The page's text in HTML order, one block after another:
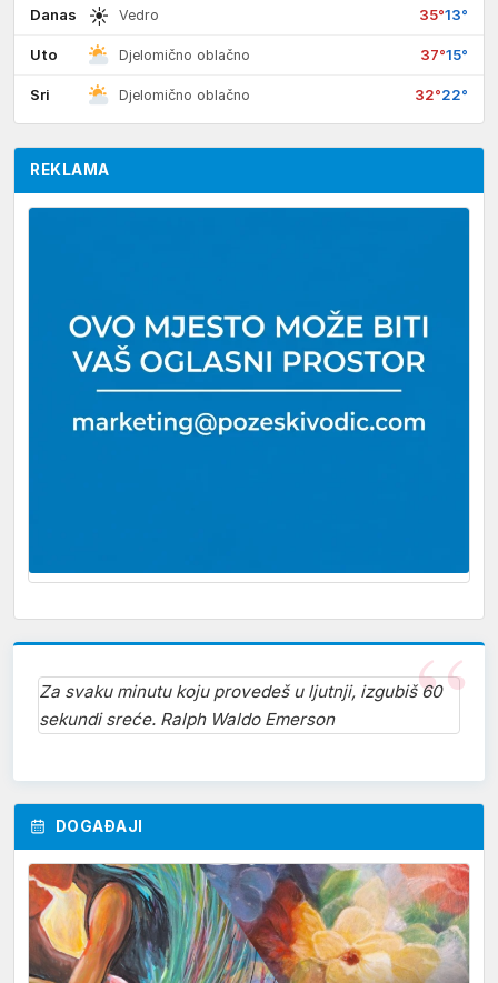
Danas ☀ Vedro 35°13°
Uto Djelomično oblačno 37°15°
Sri Djelomično oblačno 32°22°
REKLAMA
Za svaku minutu koju provedeš u ljutnji, izgubiš 60
sekundi sreće. Ralph Waldo Emerson
DOGAĐAJI